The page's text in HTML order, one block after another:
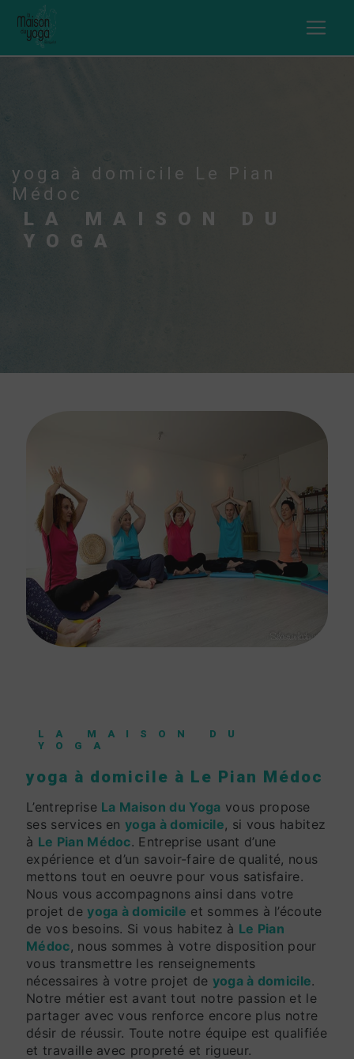
yoga à domicile Le Pian
Médoc
LA MAISON DU
YOGA
LA MAISON DU
YOGA
yoga à domicile à Le Pian Médoc
L’entreprise La Maison du Yoga vous propose
ses services enyoga à domicile, si vous habitez
à Le Pian Médoc. Entreprise usant d’une
expérience et d’un savoir-faire de qualité, nous
mettons tout en oeuvre pour vous satisfaire.
Nous vous accompagnons ainsi dans votre
projet deyoga à domicile et sommes à l’écoute
de vos besoins. Si vous habitez à Le Pian
Médoc, nous sommes à votre disposition pour
vous transmettre les renseignements
nécessaires à votre projet de yoga à domicile.
Notre métier est avant tout notre passion et le
partager avec vous renforce encore plus notre
désir de réussir. Toute notre équipe est qualifiée
et travaille avec propreté et rigueur.
Panneau de gestion des cookies